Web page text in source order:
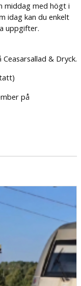
middag med högt i
idag kan du enkelt
uppgifter.
& Dryck.
på